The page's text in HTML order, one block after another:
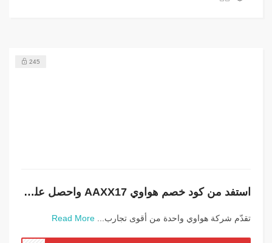
245
استفد من كود خصم هواوي AAXX17 واحصل على خصومات البلاك فرايدي
تقدّم شركة هواوي واحدة من أقوى تجارب... Read More